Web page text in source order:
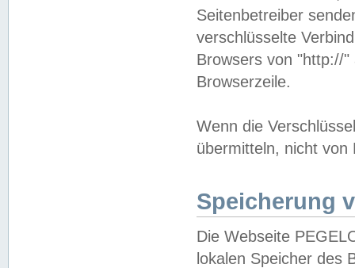
Seitenbetreiber
verschlüsselte
Browsers von "http://
Browserzeile.
Wenn die
übermitteln, nicht von
Speicherung
Die Webseite
lokalen Speicher des